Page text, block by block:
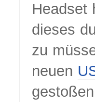
Headset
dieses
zu
neuen